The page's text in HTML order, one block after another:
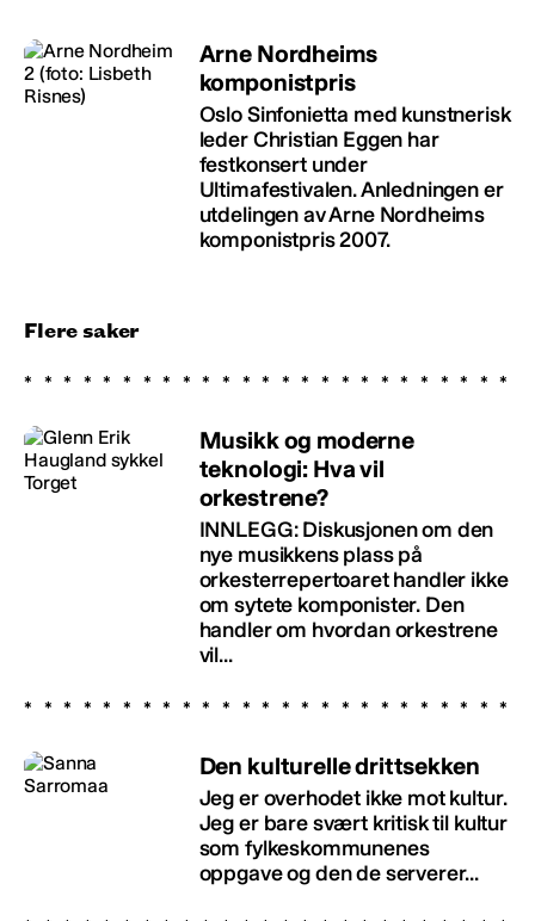
Arne Nordheims
komponistpris
Oslo Sinfonietta med kunstnerisk
leder Christian Eggen har
festkonsert under
Ultimafestivalen. Anledningen er
utdelingen av Arne Nordheims
komponistpris 2007.
Flere saker
Musikk og moderne
teknologi: Hva vil
orkestrene?
INNLEGG: Diskusjonen om den
nye musikkens plass på
orkesterrepertoaret handler ikke
om sytete komponister. Den
handler om hvordan orkestrene
vil...
Den kulturelle drittsekken
Jeg er overhodet ikke mot kultur.
Jeg er bare svært kritisk til kultur
som fylkeskommunenes
oppgave og den de serverer...